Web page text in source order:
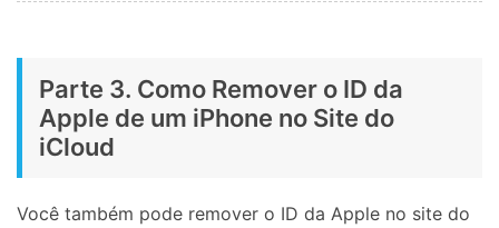
Parte 3. Como Remover o ID da
Apple de um iPhone no Site do
iCloud
Você também pode remover o ID da Apple no site do